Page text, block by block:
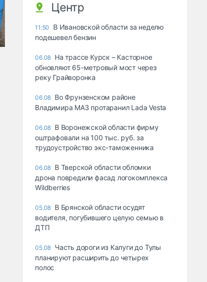
Центр
11:50
В Ивановской области за неделю
подешевел бензин
06.08 На трассе Курск – Касторное
обновляют 65-метровый мост через
реку Грайворонка
06.08 Во Фрунзенском районе
Владимира МАЗ протаранил Lada Vesta
06.08 В Воронежской области фирму
оштрафовали на 100 тыс. руб. за
трудоустройство экс-таможенника
06.08 В Тверской области обломки
дрона повредили фасад логокомплекса
Wildberries
05.08 В Брянской области осудят
водителя, погубившего целую семью в
ДТП
05.08 Часть дороги из Калуги до Тулы
планируют расширить до четырех
полос